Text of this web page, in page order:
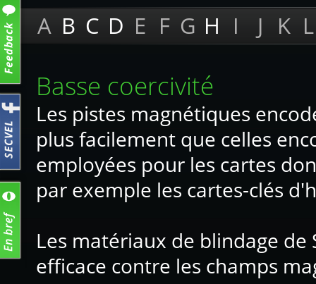
A B C D E F G H I J K L
Basse coercivité
Les pistes magnétiques
plus facilement que celles
employées pour les cartes
par exemple les cartes-clés
Les matériaux de blindage de
efficace contre les champs